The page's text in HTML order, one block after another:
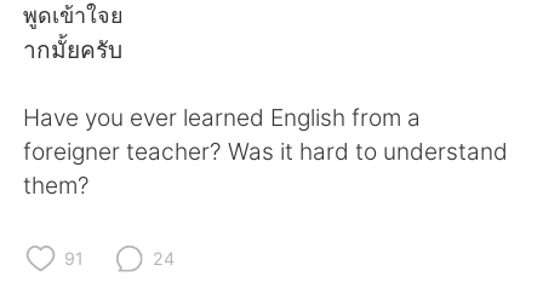
English
简体中文 繁體中文
Español
Français
พูดเข้าใจย
ากมั้ยครับ
Have you ever learned English from a
foreigner teacher? Was it hard to understand
them?
91 24